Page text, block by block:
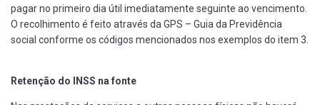
pagar no primeiro dia útil imediatamente seguinte ao vencimento.
O recolhimento é feito através da GPS – Guia da Previdência
social conforme os códigos mencionados nos exemplos do item 3.
Retenção do INSS na fonte